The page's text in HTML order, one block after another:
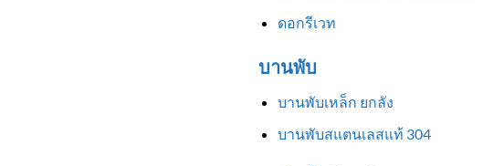
ดอกรีเวท
บานพับ
บานพับเหล็ก ยกลัง
บานพับสแตนเลสแท้ 304